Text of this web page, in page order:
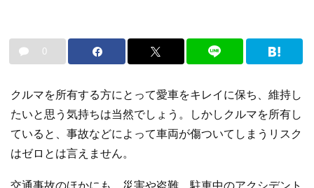
0
クルマを所有する方にとって愛車をキレイに保ち、維持し
たいと思う気持ちは当然でしょう。しかしクルマを所有し
ていると、事故などによって車両が傷ついてしまうリスク
はゼロとは言えません。
交通事故のほかにも、災害や盗難、駐車中のアクシデント